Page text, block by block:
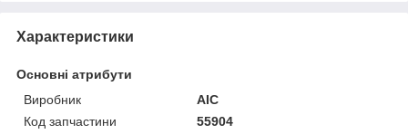
Характеристики
Основні атрибути
Виробник
AIC
Код запчастини
55904